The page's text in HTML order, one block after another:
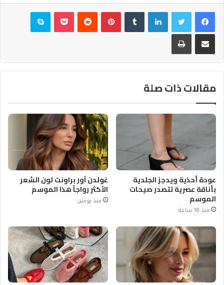
فيسبوكتويتر لينكدإن بينتيريست بوكيت سكايب
مشاركة عبر البريد طباعة
مقالات ذات صلة
عودة أحذية ويدجز الجلدية
بأناقة عصرية تتصدر صيحات
الموسم
منذ 16 ساعة
غولدن آور براونت لون الشعر
الأكثر رواجاً هذا الموسم
منذ يومين